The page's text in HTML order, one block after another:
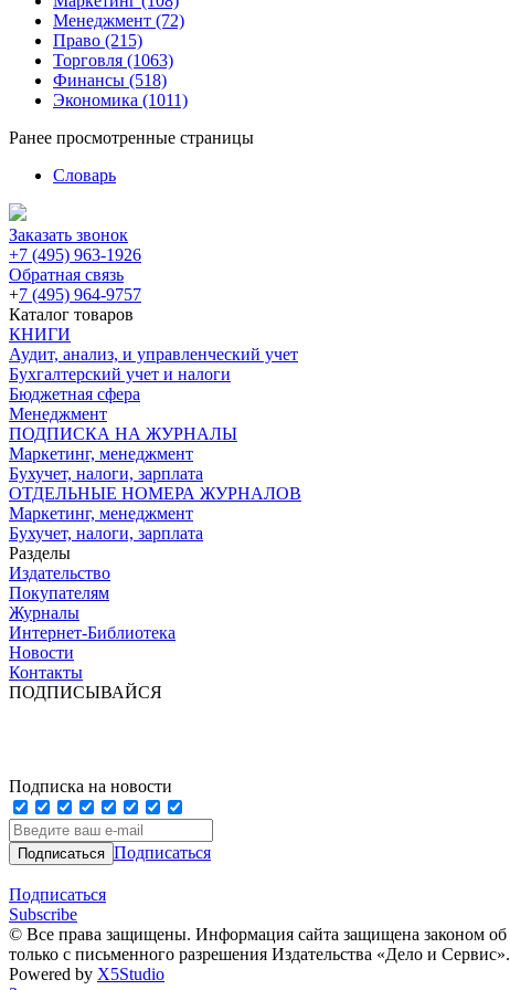
Менеджмент (72)
Право (215)
Торговля (1063)
Финансы (518)
Экономика (1011)
Ранее просмотренные страницы
Словарь
Заказать звонок
+7 (495) 963-1926
Обратная связь
+7 (495) 964-9757
Каталог товаров
КНИГИ
Аудит, анализ, и управленческий учет
Бухгалтерский учет и налоги
Бюджетная сфера
Менеджмент
ПОДПИСКА НА ЖУРНАЛЫ
Маркетинг, менеджмент
Бухучет, налоги, зарплата
ОТДЕЛЬНЫЕ НОМЕРА ЖУРНАЛОВ
Маркетинг, менеджмент
Бухучет, налоги, зарплата
Разделы
Издательство
Покупателям
Журналы
Интернет-Библиотека
Новости
Контакты
ПОДПИСЫВАЙСЯ
Подписка на новости
Подписаться
Подписаться
Subscribe
© Все права защищены. Информация сайта защищена законом об
только с письменного разрешения Издательства «Дело и Сервис».
Powered by X5Studio